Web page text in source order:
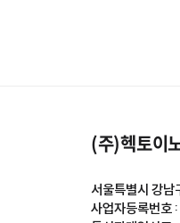
(주)헥토이
서울특별시 강
사업자등록번